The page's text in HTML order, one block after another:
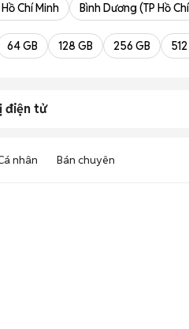
Chí Minh Bình Dương (TP Hồ
64 GB 128 GB 256 GB
điện tử
nhân Bán chuyên